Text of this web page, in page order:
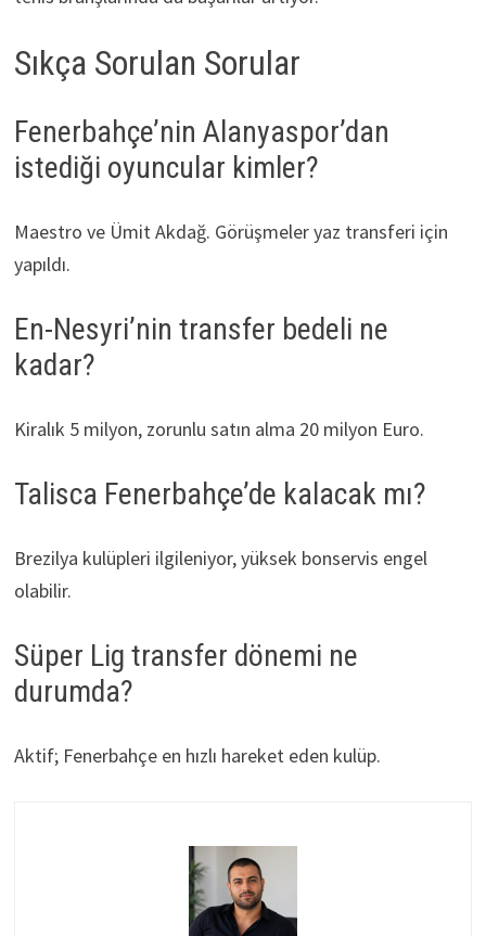
Sıkça Sorulan Sorular
Fenerbahçe’nin Alanyaspor’dan
istediği oyuncular kimler?
Maestro ve Ümit Akdağ. Görüşmeler yaz transferi için
yapıldı.
En-Nesyri’nin transfer bedeli ne
kadar?
Kiralık 5 milyon, zorunlu satın alma 20 milyon Euro.
Talisca Fenerbahçe’de kalacak mı?
Brezilya kulüpleri ilgileniyor, yüksek bonservis engel
olabilir.
Süper Lig transfer dönemi ne
durumda?
Aktif; Fenerbahçe en hızlı hareket eden kulüp.